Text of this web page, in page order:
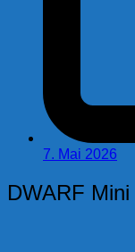
7. Mai 2026
DWARF